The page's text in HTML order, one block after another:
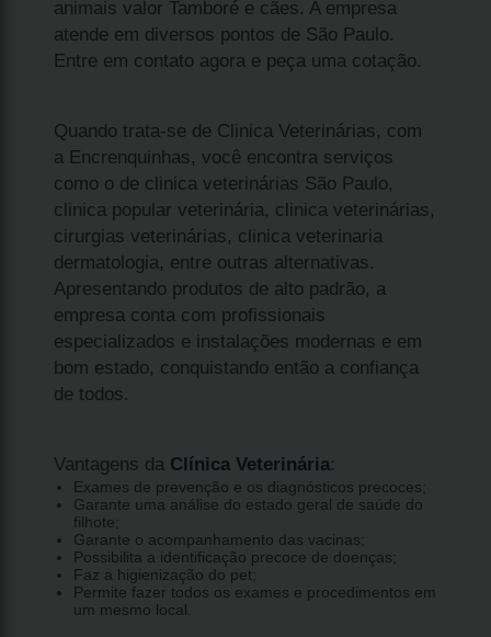
animais valor Tamboré e cães. A empresa
atende em diversos pontos de São Paulo.
Entre em contato agora e peça uma cotação.
Quando trata-se de Clinica Veterinárias, com
a Encrenquinhas, você encontra serviços
como o de clinica veterinárias São Paulo,
clinica popular veterinária, clinica veterinárias,
cirurgias veterinárias, clinica veterinaria
dermatologia, entre outras alternativas.
Apresentando produtos de alto padrão, a
empresa conta com profissionais
especializados e instalações modernas e em
bom estado, conquistando então a confiança
de todos.
Vantagens da Clínica Veterinária:
Exames de prevenção e os diagnósticos precoces;
Garante uma análise do estado geral de saúde do
filhote;
Garante o acompanhamento das vacinas;
Possibilita a identificação precoce de doenças;
Faz a higienização do pet;
Permite fazer todos os exames e procedimentos em
um mesmo local.